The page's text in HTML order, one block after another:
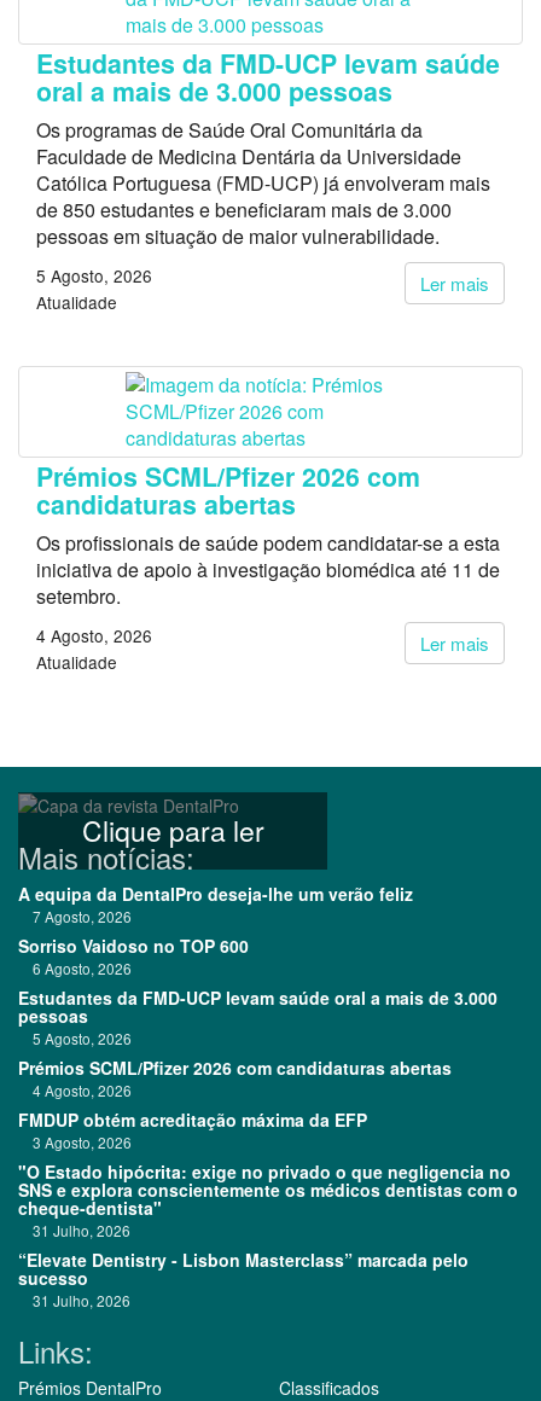
Estudantes da FMD-UCP levam saúde
oral a mais de 3.000 pessoas
Os programas de Saúde Oral Comunitária da
Faculdade de Medicina Dentária da Universidade
Católica Portuguesa (FMD-UCP) já envolveram mais
de 850 estudantes e beneficiaram mais de 3.000
pessoas em situação de maior vulnerabilidade.
Ler mais
5 Agosto, 2026
Atualidade
Prémios SCML/Pfizer 2026 com
candidaturas abertas
Os profissionais de saúde podem candidatar-se a esta
iniciativa de apoio à investigação biomédica até 11 de
setembro.
Ler mais
4 Agosto, 2026
Atualidade
Clique para ler
Mais notícias:
A equipa da DentalPro deseja-lhe um verão feliz
7 Agosto, 2026
Sorriso Vaidoso no TOP 600
6 Agosto, 2026
Estudantes da FMD-UCP levam saúde oral a mais de 3.000
pessoas
5 Agosto, 2026
Prémios SCML/Pfizer 2026 com candidaturas abertas
4 Agosto, 2026
FMDUP obtém acreditação máxima da EFP
3 Agosto, 2026
"O Estado hipócrita: exige no privado o que negligencia no
SNS e explora conscientemente os médicos dentistas com o
cheque-dentista"
31 Julho, 2026
“Elevate Dentistry - Lisbon Masterclass” marcada pelo
sucesso
31 Julho, 2026
Links:
Prémios DentalPro Classificados